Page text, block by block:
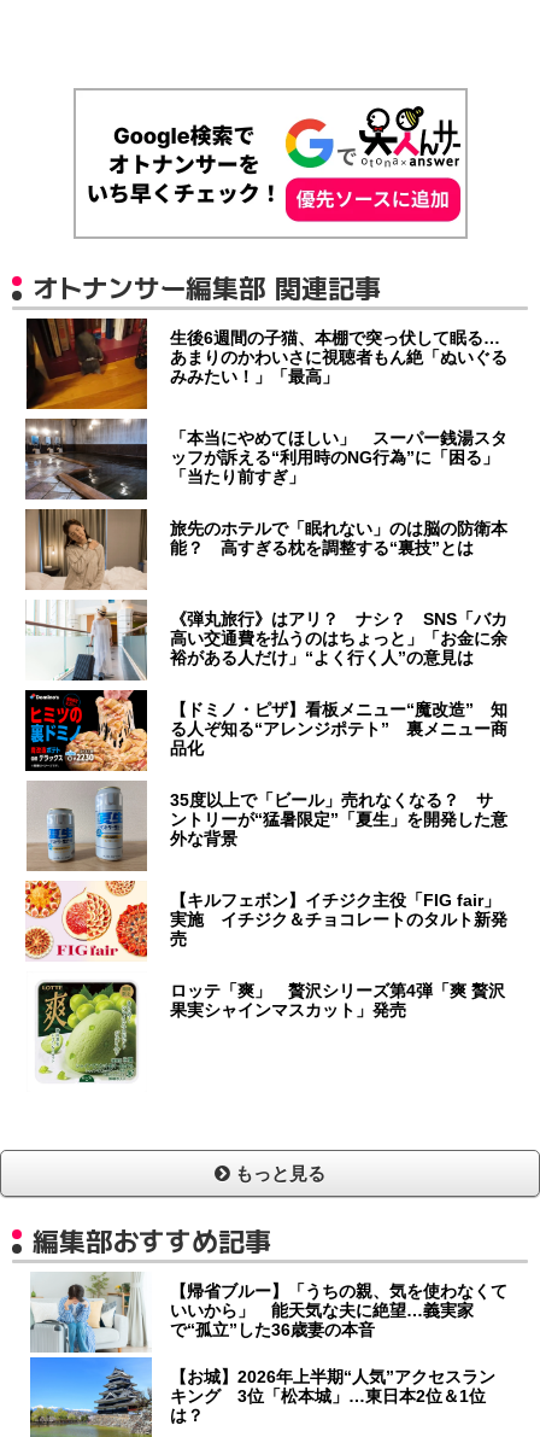
オトナンサー編集部 関連記事
生後6週間の子猫、本棚で突っ伏して眠る…
あまりのかわいさに視聴者もん絶「ぬいぐる
みみたい！」「最高」
「本当にやめてほしい」 スーパー銭湯スタ
ッフが訴える“利用時のNG行為”に「困る」
「当たり前すぎ」
旅先のホテルで「眠れない」のは脳の防衛本
能？ 高すぎる枕を調整する“裏技”とは
《弾丸旅行》はアリ？ ナシ？ SNS「バカ
高い交通費を払うのはちょっと」「お金に余
裕がある人だけ」“よく行く人”の意見は
【ドミノ・ピザ】看板メニュー“魔改造” 知
る人ぞ知る“アレンジポテト” 裏メニュー商
品化
35度以上で「ビール」売れなくなる？ サ
ントリーが“猛暑限定”「夏生」を開発した意
外な背景
【キルフェボン】イチジク主役「FIG fair」
実施 イチジク＆チョコレートのタルト新発
売
ロッテ「爽」 贅沢シリーズ第4弾「爽 贅沢
果実シャインマスカット」発売
もっと見る
編集部おすすめ記事
【帰省ブルー】「うちの親、気を使わなくて
いいから」 能天気な夫に絶望…義実家
で“孤立”した36歳妻の本音
【お城】2026年上半期“人気”アクセスラン
キング 3位「松本城」…東日本2位＆1位
は？